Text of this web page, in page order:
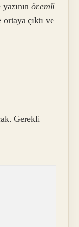
yazınınönemli
çıktı ve
Gerekli